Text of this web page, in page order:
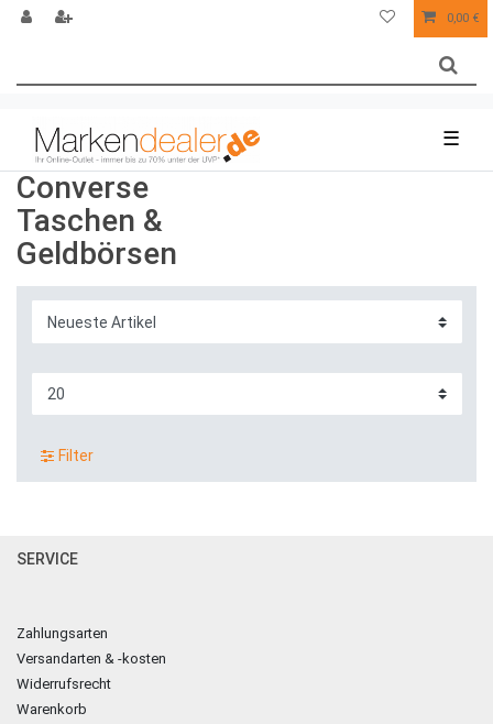
0,00 €
☰
Converse
Taschen &
Geldbörsen
Filter
SERVICE
Zahlungsarten
Versandarten & -kosten
Widerrufsrecht
Warenkorb